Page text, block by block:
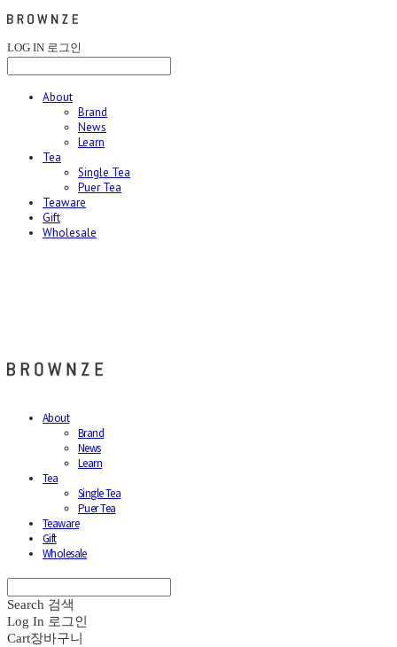
LOG IN 로그인
About
Brand
News
Learn
Tea
Single Tea
Puer Tea
Teaware
Gift
Wholesale
About
Brand
News
Learn
Tea
Single Tea
Puer Tea
Teaware
Gift
Wholesale
Search 검색
Log In 로그인
Cart장바구니